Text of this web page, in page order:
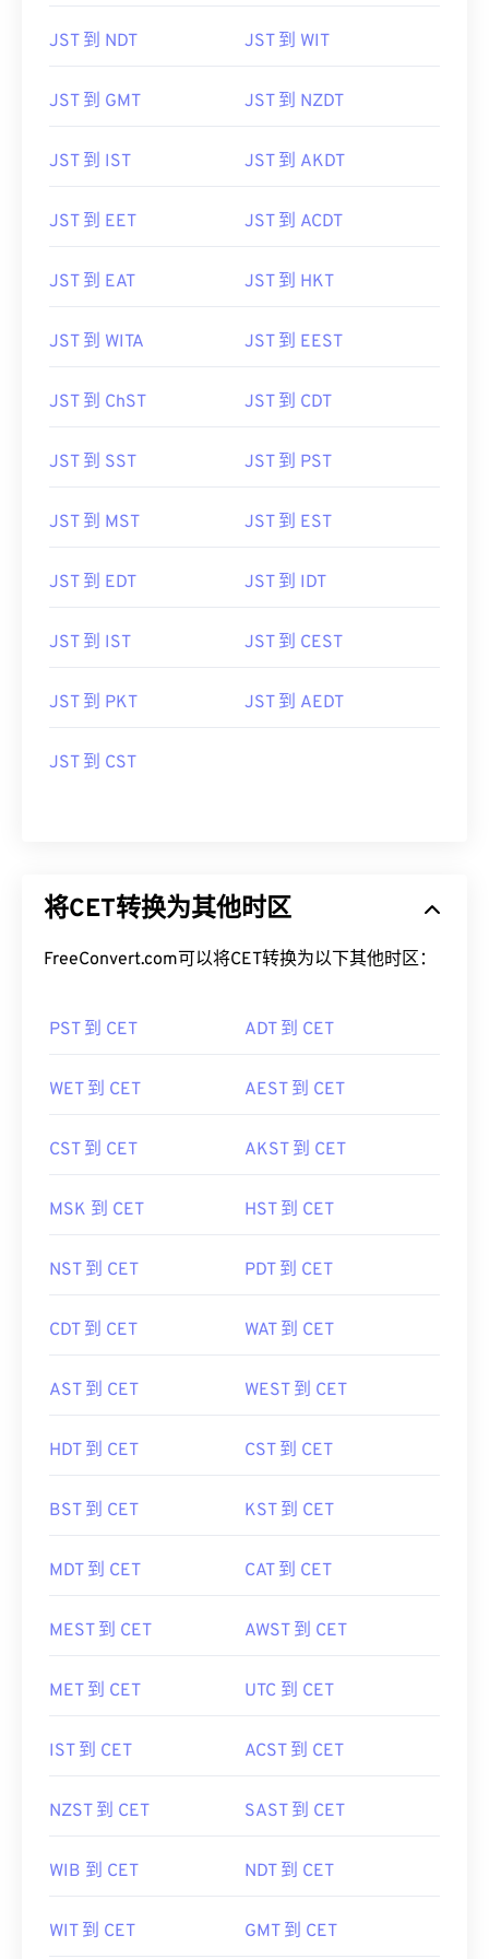
JST 到 NDT JST 到 WIT
JST 到 GMT JST 到 NZDT
JST 到 IST JST 到 AKDT
JST 到 EET JST 到 ACDT
JST 到 EAT JST 到 HKT
JST 到 WITA JST 到 EEST
JST 到 ChST JST 到 CDT
JST 到 SST JST 到 PST
JST 到 MST JST 到 EST
JST 到 EDT JST 到 IDT
JST 到 IST JST 到 CEST
JST 到 PKT JST 到 AEDT
JST 到 CST
将CET转换为其他时区
FreeConvert.com可以将CET转换为以下其他时区：
PST 到 CET ADT 到 CET
WET 到 CET AEST 到 CET
CST 到 CET AKST 到 CET
MSK 到 CET HST 到 CET
NST 到 CET PDT 到 CET
CDT 到 CET WAT 到 CET
AST 到 CET WEST 到 CET
HDT 到 CET CST 到 CET
BST 到 CET KST 到 CET
MDT 到 CET CAT 到 CET
MEST 到 CET AWST 到 CET
MET 到 CET UTC 到 CET
IST 到 CET ACST 到 CET
NZST 到 CET SAST 到 CET
WIB 到 CET NDT 到 CET
WIT 到 CET GMT 到 CET